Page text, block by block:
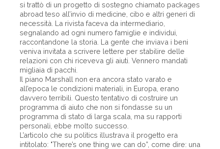
si trattò di un progetto di sostegno chiamato packages
abroad teso all’invio di medicine, cibo e altri generi di
necessità. La rivista faceva da intermediario,
segnalando ad ogni numero famiglie e individui,
raccontandone la storia. La gente che inviava i beni
veniva invitata a scrivere lettere per stabilire delle
relazioni con chi riceveva gli aiuti. Vennero mandati
migliaia di pacchi.
Il piano Marshall non era ancora stato varato e
all’epoca le condizioni materiali, in Europa, erano
davvero terribili. Questo tentativo di costruire un
programma di aiuto che non si fondasse su un
programma di stato di larga scala, ma su rapporti
personali, ebbe molto successo.
L’articolo che su politics illustrava il progetto era
intitolato: "There’s one thing we can do”, come dire: una